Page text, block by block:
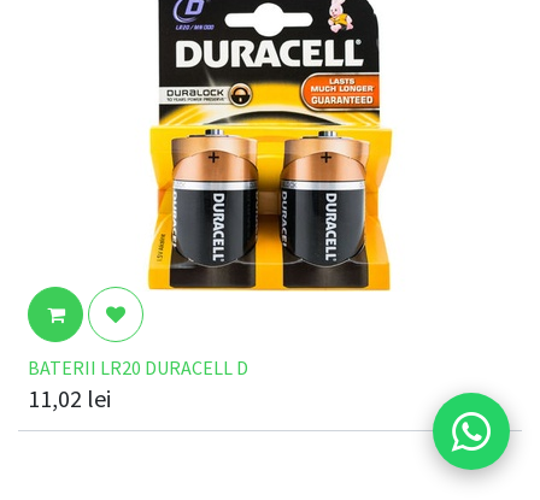
BATERII LR20 DURACELL D
11,02 lei